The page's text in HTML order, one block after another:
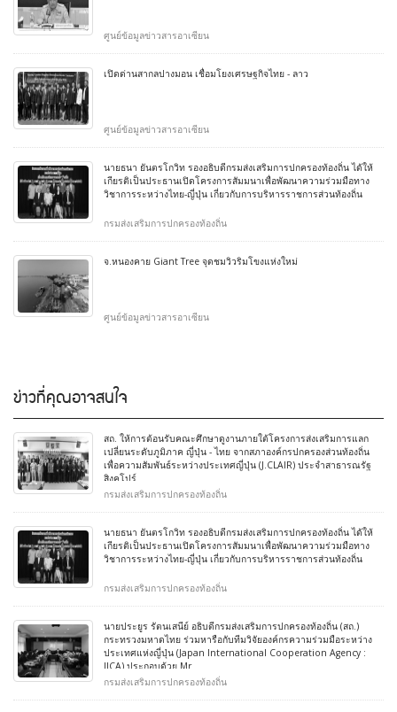
ศูนย์ข้อมูลข่าวสารอาเซียน
เปิดด่านสากลปางมอน เชื่อมโยงเศรษฐกิจไทย - ลาว
ศูนย์ข้อมูลข่าวสารอาเซียน
นายธนา ยันตรโกวิท รองอธิบดีกรมส่งเสริมการปกครองท้องถิ่น ได้ให้
เกียรติเป็นประธานเปิดโครงการสัมมนาเพื่อพัฒนาความร่วมมือทาง
วิชาการระหว่างไทย-ญี่ปุ่น เกี่ยวกับการบริหารราชการส่วนท้องถิ่น
กรมส่งเสริมการปกครองท้องถิ่น
จ.หนองคาย Giant Tree จุดชมวิวริมโขงแห่งใหม่
ศูนย์ข้อมูลข่าวสารอาเซียน
ข่าวที่คุณอาจสนใจ
สถ. ให้การต้อนรับคณะศึกษาดูงานภายใต้โครงการส่งเสริมการแลก
เปลี่ยนระดับภูมิภาค ญี่ปุ่น - ไทย จากสภาองค์กรปกครองส่วนท้องถิ่น
เพื่อความสัมพันธ์ระหว่างประเทศญี่ปุ่น (J.CLAIR) ประจำสาธารณรัฐ
สิงคโปร์
กรมส่งเสริมการปกครองท้องถิ่น
นายธนา ยันตรโกวิท รองอธิบดีกรมส่งเสริมการปกครองท้องถิ่น ได้ให้
เกียรติเป็นประธานเปิดโครงการสัมมนาเพื่อพัฒนาความร่วมมือทาง
วิชาการระหว่างไทย-ญี่ปุ่น เกี่ยวกับการบริหารราชการส่วนท้องถิ่น
กรมส่งเสริมการปกครองท้องถิ่น
นายประยูร รัตนเสนีย์ อธิบดีกรมส่งเสริมการปกครองท้องถิ่น (สถ.)
กระทรวงมหาดไทย ร่วมหารือกับทีมวิจัยองค์กรความร่วมมือระหว่าง
ประเทศแห่งญี่ปุ่น (Japan International Cooperation Agency :
JICA) ประกอบด้วย Mr
กรมส่งเสริมการปกครองท้องถิ่น